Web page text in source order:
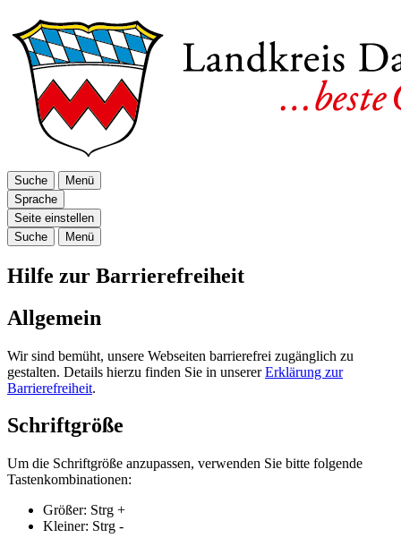
Suche
Menü
Sprache
Seite einstellen
Suche
Menü
Hilfe zur Barrierefreiheit
Allgemein
Wir sind bemüht, unsere Webseiten barrierefrei zugänglich zu
gestalten. Details hierzu finden Sie in unsererErklärung zur
Barrierefreiheit.
Schriftgröße
Um die Schriftgröße anzupassen, verwenden Sie bitte folgende
Tastenkombinationen:
Größer: Strg +
Kleiner: Strg -